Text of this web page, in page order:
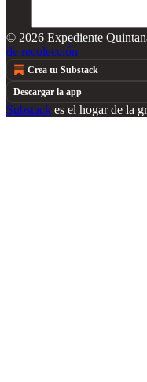
© 2026 Expediente
de recolección
Crea tu Substack
Descargar la app
Substack es el hogar de la